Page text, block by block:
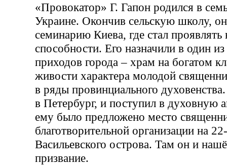
«Провокатор» Г. Гапон родился в
Украине. Окончив сельскую школу,
семинарию Киева, где стал проявлять
способности. Его назначили в один
приходов города – храм на богатом
живости характера молодой
в ряды провинциального
в Петербург, и поступил в духовную
ему было предложено место
благотворительной организации на
Васильевского острова. Там он и
призвание.